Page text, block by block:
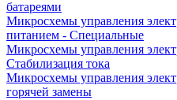
батареями
Микросхемы управления
питанием - Специальные
Микросхемы управления
Стабилизация тока
Микросхемы управления
горячей замены